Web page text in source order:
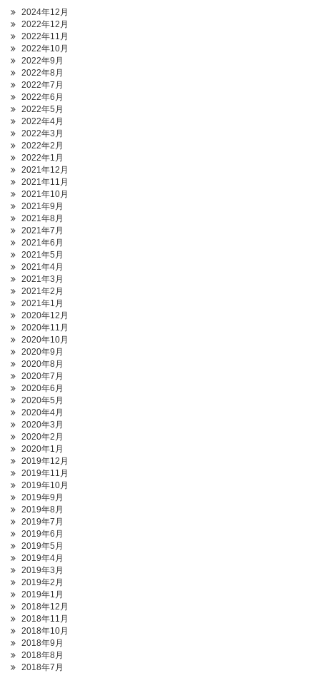
2024年12月
2022年12月
2022年11月
2022年10月
2022年9月
2022年8月
2022年7月
2022年6月
2022年5月
2022年4月
2022年3月
2022年2月
2022年1月
2021年12月
2021年11月
2021年10月
2021年9月
2021年8月
2021年7月
2021年6月
2021年5月
2021年4月
2021年3月
2021年2月
2021年1月
2020年12月
2020年11月
2020年10月
2020年9月
2020年8月
2020年7月
2020年6月
2020年5月
2020年4月
2020年3月
2020年2月
2020年1月
2019年12月
2019年11月
2019年10月
2019年9月
2019年8月
2019年7月
2019年6月
2019年5月
2019年4月
2019年3月
2019年2月
2019年1月
2018年12月
2018年11月
2018年10月
2018年9月
2018年8月
2018年7月